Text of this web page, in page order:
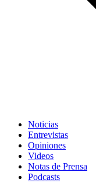
Noticias
Entrevistas
Opiniones
Videos
Notas de Prensa
Podcasts